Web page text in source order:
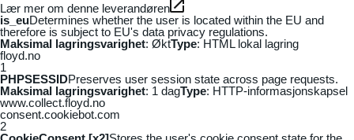
Lær mer om denne leverandøren
is_euDetermines whether the user is located within the EU and
therefore is subject to EU's data privacy regulations.
Maksimal lagringsvarighet: ØktType: HTML lokal lagring
floyd.no
1
PHPSESSIDPreserves user session state across page requests.
Maksimal lagringsvarighet: 1 dagType: HTTP-informasjonskapsel
www.collect.floyd.no
consent.cookiebot.com
2